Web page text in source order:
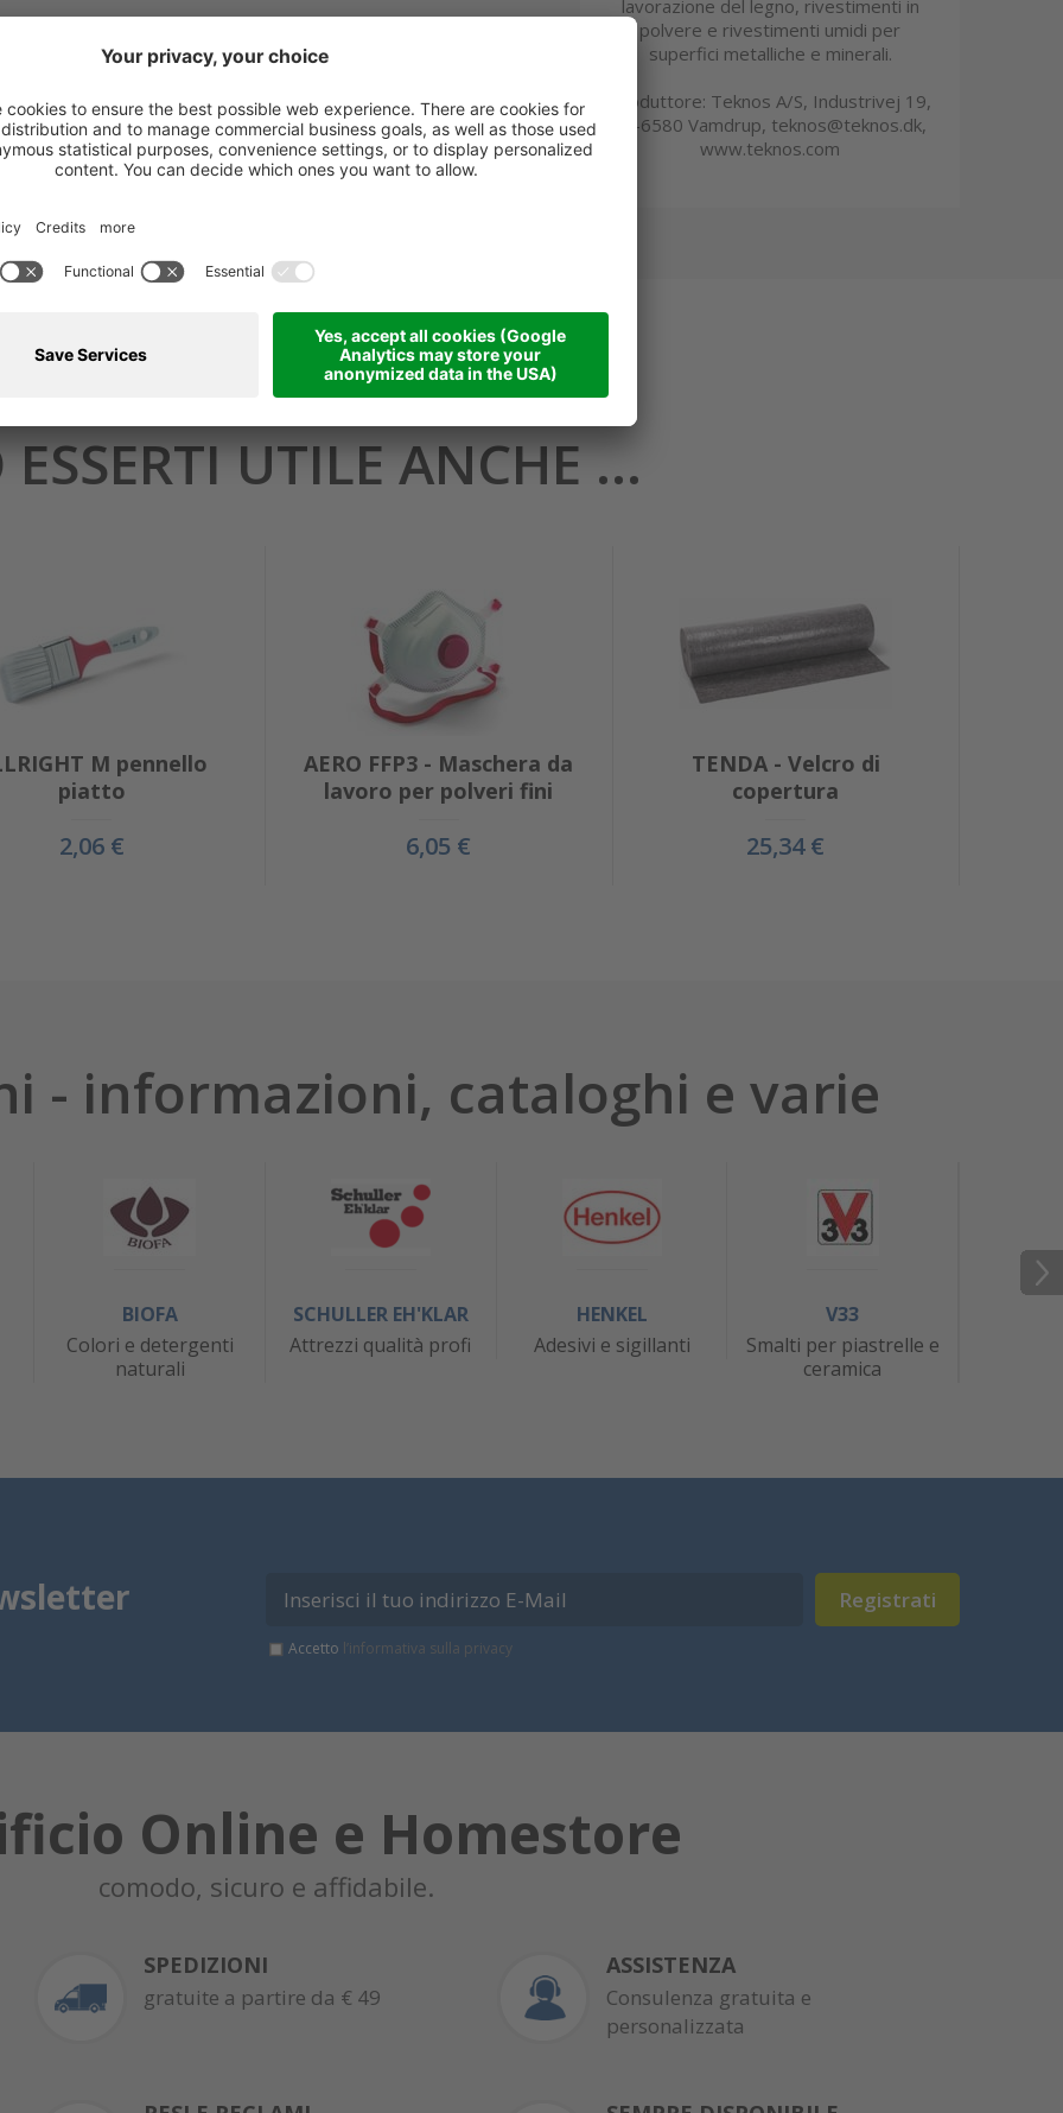
lavorazione del legno, rivestimenti in
polvere e rivestimenti umidi per
superfici metalliche e minerali.
Produttore: Teknos A/S, Industrivej 19,
DK-6580 Vamdrup, teknos@teknos.dk,
www.teknos.com
ESSERTI UTILE ANCHE ...
M pennello
piatto
2,06 €
AERO FFP3 - Maschera da
lavoro per polveri fini
6,05 €
TENDA - Velcro di
copertura
25,34 €
- informazioni, cataloghi e varie
BIOFA
Colori e detergenti
naturali
SCHULLER EH'KLAR
Attrezzi qualità profi
HENKEL
Adesivi e sigillanti
V33
Smalti per piastrelle e
ceramica
Registrati
Accetto l’informativa sulla privacy
Online e Homestore
comodo, sicuro e affidabile.
SPEDIZIONI
gratuite a partire da € 49
ASSISTENZA
Consulenza gratuita e
personalizzata